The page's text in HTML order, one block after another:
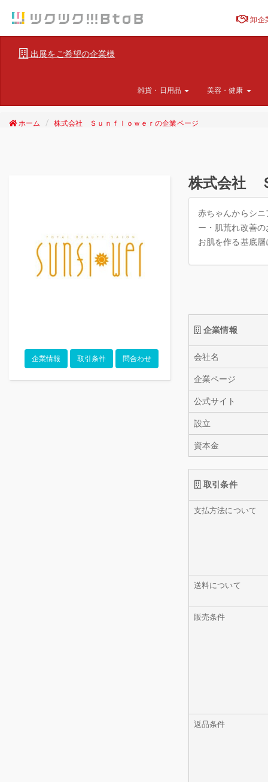
卸企
出展をご希望の企業様
雑貨・日用品 美容・健康
ホーム 株式会社 Ｓｕｎｆｌｏｗｅｒの企業ページ
企業情報 取引条件 問合わせ
株式会社
赤ちゃんからシ
ー・肌荒れ改善
お肌を作る基底
企業情報
会社名
企業ページ
公式サイト
設立
資本金
取引条件
支払方法について
送料について
販売条件
返品条件